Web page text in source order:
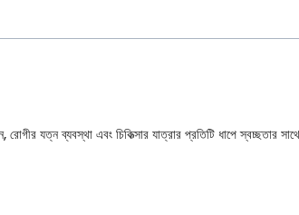
যত্ন ব্যবস্থা এবং চিকিত্সার যাত্রার প্রতিটি ধাপে স্বচ্ছতার